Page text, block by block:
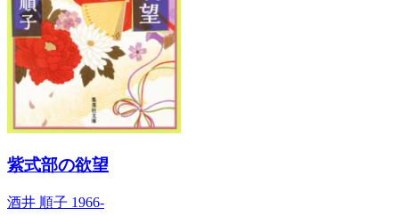
紫式部の欲望
酒井 順子 1966-